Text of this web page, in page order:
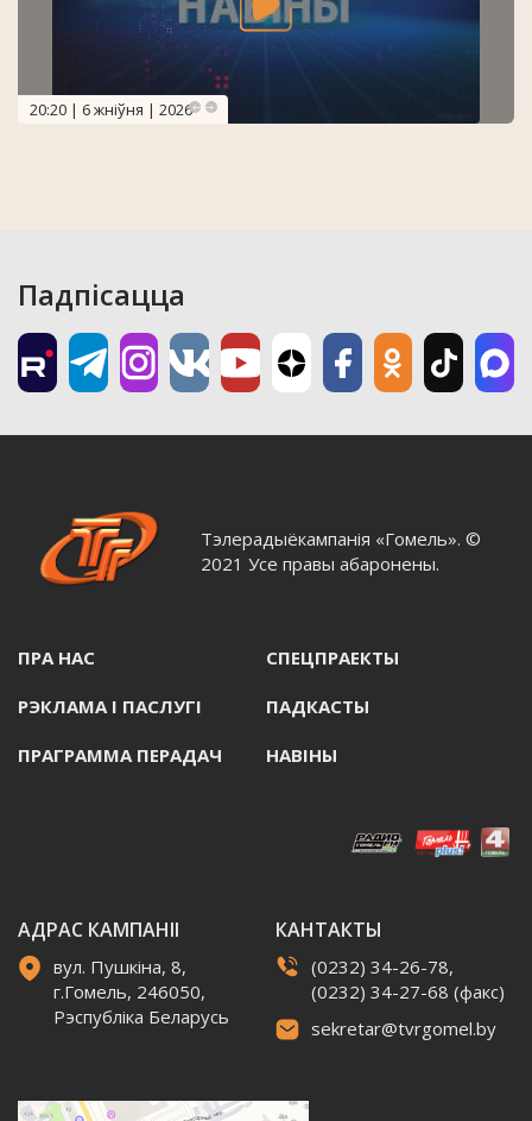
20:20 | 6 жніўня | 2026
Падпісацца
Тэлерадыёкампанія «Гомель». ©
2021 Усе правы абаронены.
ПРА НАС СПЕЦПРАЕКТЫ
РЭКЛАМА I ПАСЛУГI ПАДКАСТЫ
ПРАГРАММА ПЕРАДАЧ НАВIНЫ
АДРАС КАМПАНІІ
вул. Пушкіна, 8,
г.Гомель, 246050,
Рэспубліка Беларусь
КАНТАКТЫ
(0232) 34-26-78,
(0232) 34-27-68 (факс)
sekretar@tvrgomel.by